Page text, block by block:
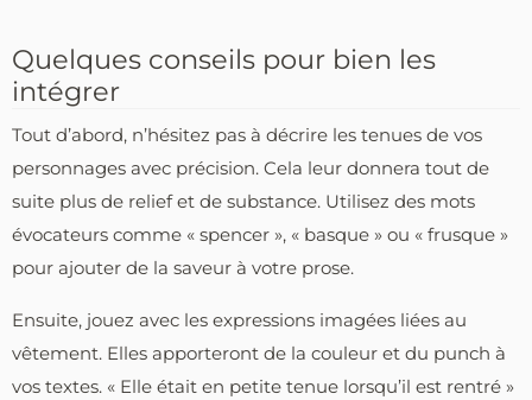
Quelques conseils pour bien les
intégrer
Tout d’abord, n’hésitez pas à décrire les tenues de vos
personnages avec précision. Cela leur donnera tout de
suite plus de relief et de substance. Utilisez des mots
évocateurs comme « spencer », « basque » ou « frusque »
pour ajouter de la saveur à votre prose.
Ensuite, jouez avec les expressions imagées liées au
vêtement. Elles apporteront de la couleur et du punch à
vos textes. « Elle était en petite tenue lorsqu’il est rentré »